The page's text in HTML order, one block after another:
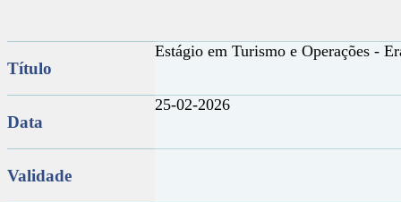
Título
Estágio em Turismo e Operações -
Data
25-02-2026
Validade